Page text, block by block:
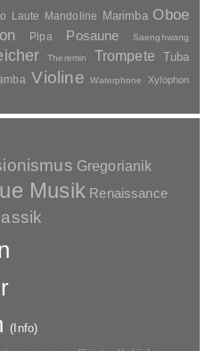
Laute Mandoline Marimba Oboe
Pipa Posaune Saenghwang
Theremin Trompete
Tuba
Violine Waterphone
Xylophon
Gregorianik
Musik Renaissance
(Info)